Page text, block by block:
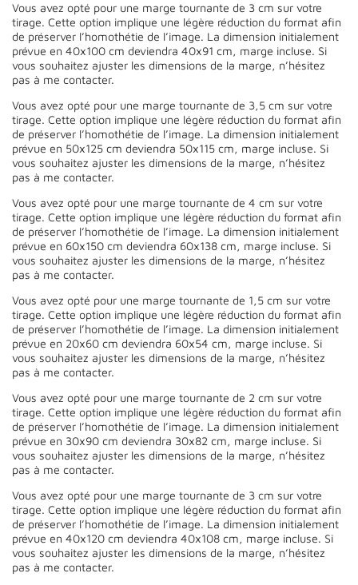
Vous avez opté pour une marge tournante de 3 cm sur votre
tirage. Cette option implique une légère réduction du format afin
de préserver l’homothétie de l’image. La dimension initialement
prévue en 40x100 cm deviendra 40x91 cm, marge incluse. Si
vous souhaitez ajuster les dimensions de la marge, n’hésitez
pas à me contacter.
Vous avez opté pour une marge tournante de 3,5 cm sur votre
tirage. Cette option implique une légère réduction du format afin
de préserver l’homothétie de l’image. La dimension initialement
prévue en 50x125 cm deviendra 50x115 cm, marge incluse. Si
vous souhaitez ajuster les dimensions de la marge, n’hésitez
pas à me contacter.
Vous avez opté pour une marge tournante de 4 cm sur votre
tirage. Cette option implique une légère réduction du format afin
de préserver l’homothétie de l’image. La dimension initialement
prévue en 60x150 cm deviendra 60x138 cm, marge incluse. Si
vous souhaitez ajuster les dimensions de la marge, n’hésitez
pas à me contacter.
Vous avez opté pour une marge tournante de 1,5 cm sur votre
tirage. Cette option implique une légère réduction du format afin
de préserver l’homothétie de l’image. La dimension initialement
prévue en 20x60 cm deviendra 60x54 cm, marge incluse. Si
vous souhaitez ajuster les dimensions de la marge, n’hésitez
pas à me contacter.
Vous avez opté pour une marge tournante de 2 cm sur votre
tirage. Cette option implique une légère réduction du format afin
de préserver l’homothétie de l’image. La dimension initialement
prévue en 30x90 cm deviendra 30x82 cm, marge incluse. Si
vous souhaitez ajuster les dimensions de la marge, n’hésitez
pas à me contacter.
Vous avez opté pour une marge tournante de 3 cm sur votre
tirage. Cette option implique une légère réduction du format afin
de préserver l’homothétie de l’image. La dimension initialement
prévue en 40x120 cm deviendra 40x108 cm, marge incluse. Si
vous souhaitez ajuster les dimensions de la marge, n’hésitez
pas à me contacter.